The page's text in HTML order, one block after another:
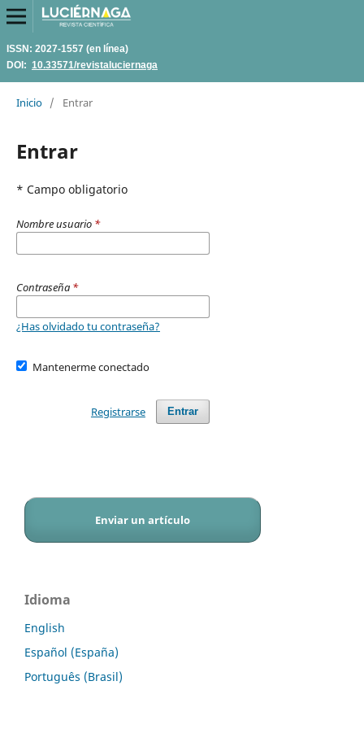
ISSN: 2027-1557 (en línea)
DOI: 10.33571/revistaluciernaga
Inicio / Entrar
Entrar
* Campo obligatorio
Nombre usuario *
Contraseña *
¿Has olvidado tu contraseña?
Mantenerme conectado
Entrar
Registrarse
Enviar un artículo
Idioma
English
Español (España)
Português (Brasil)